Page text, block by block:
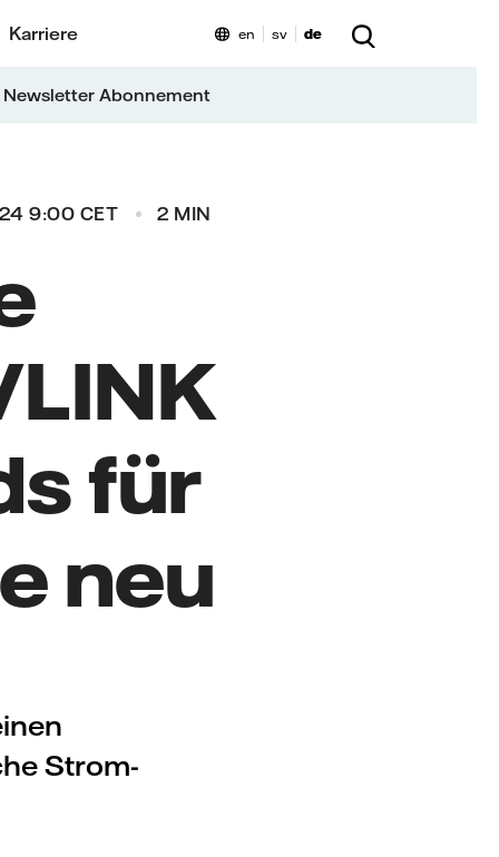
Karriere
Newsletter Abonnement
en sv de
9:00 CET 2 MIN
für
neu
Strom-